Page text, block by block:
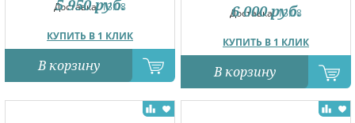
Доставка:13.08
КУПИТЬ В 1 КЛИК
5 950 руб.
В корзину
Доставка:13.08
КУПИТЬ В 1 КЛИК
6 000 руб.
В корзину